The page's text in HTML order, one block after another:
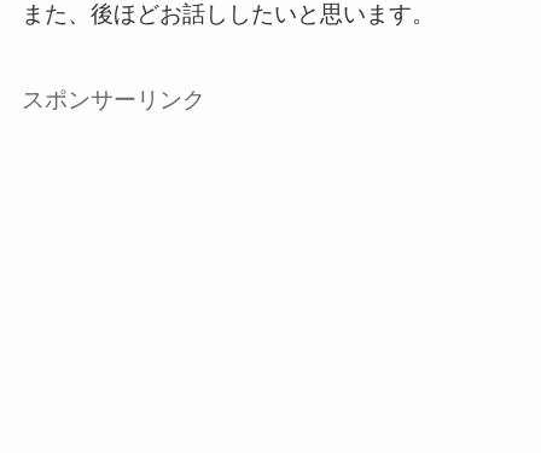
また、後ほどお話ししたいと思います。
スポンサーリンク